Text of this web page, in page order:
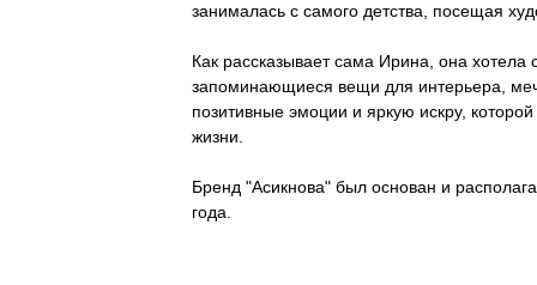
занималась с самого детства, посещая
Как рассказывает сама Ирина, она хотела
запоминающиеся вещи для интерьера,
позитивные эмоции и яркую искру,
жизни.
Бренд "Асикнова" был основан и
года.